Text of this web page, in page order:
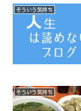
そういう気持ち
そういう気持ち